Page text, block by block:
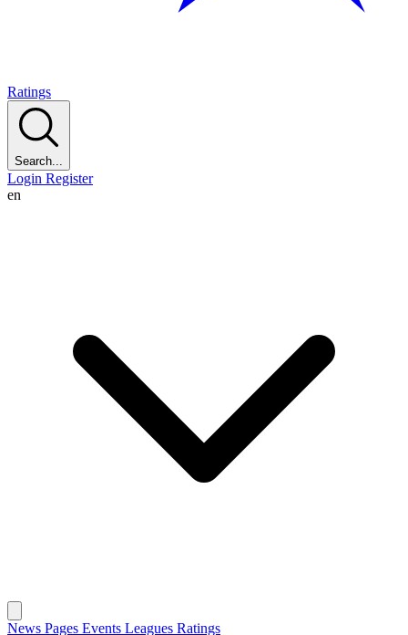
Ratings
Search...
Login Register
en
News Pages Events Leagues Ratings